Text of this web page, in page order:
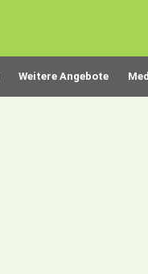
Weitere Angebote